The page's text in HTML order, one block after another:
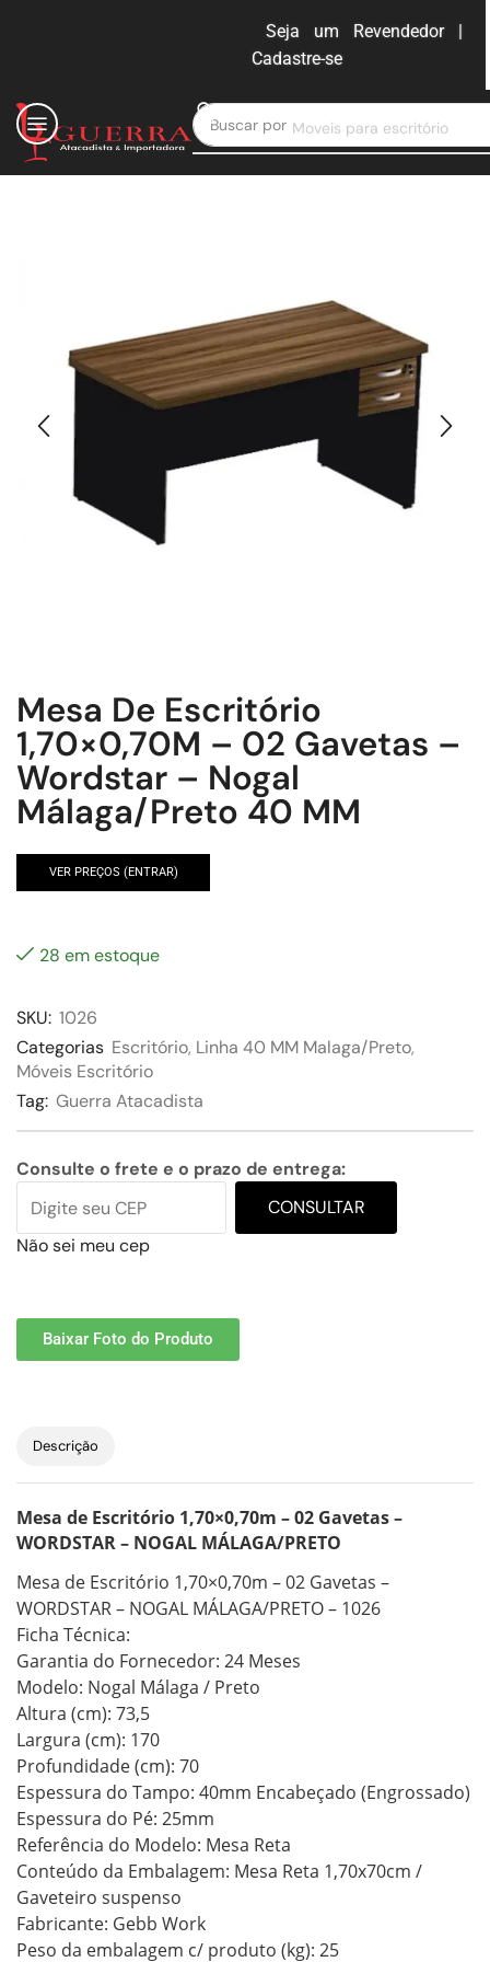
Seja um Revendedor |
Cadastre-se
Buscar por Moveis para escritório
Mesa De Escritório
1,70×0,70M – 02 Gavetas –
Wordstar – Nogal
Málaga/Preto 40 MM
VER PREÇOS (ENTRAR)
28 em estoque
SKU: 1026
Categorias Escritório, Linha 40 MM Malaga/Preto,
Móveis Escritório
Tag: Guerra Atacadista
Consulte o frete e o prazo de entrega:
CONSULTAR
Não sei meu cep
Baixar Foto do Produto
Descrição
Mesa de Escritório 1,70×0,70m – 02 Gavetas –
WORDSTAR – NOGAL MÁLAGA/PRETO
Mesa de Escritório 1,70×0,70m – 02 Gavetas –
WORDSTAR – NOGAL MÁLAGA/PRETO – 1026
Ficha Técnica:
Garantia do Fornecedor: 24 Meses
Modelo: Nogal Málaga / Preto
Altura (cm): 73,5
Largura (cm): 170
Profundidade (cm): 70
Espessura do Tampo: 40mm Encabeçado (Engrossado)
Espessura do Pé: 25mm
Referência do Modelo: Mesa Reta
Conteúdo da Embalagem: Mesa Reta 1,70x70cm /
Gaveteiro suspenso
Fabricante: Gebb Work
Peso da embalagem c/ produto (kg): 25